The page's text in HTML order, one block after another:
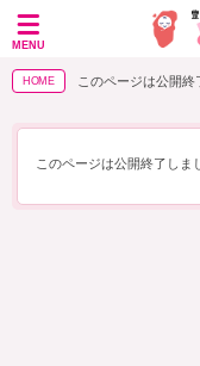
MENU
HOME このページは公開終
このページは公開終了しま